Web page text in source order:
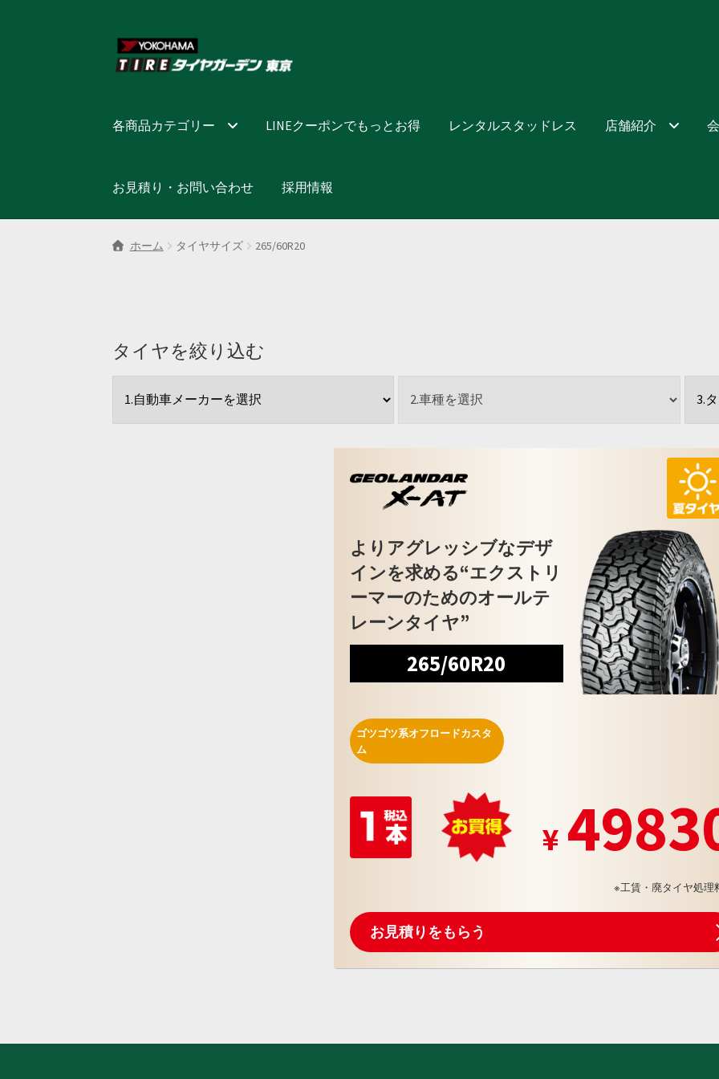
ナ
ビ
シ
へ
キ
ッ
コ
ン
ツ
キ
プ
各商品カテゴリー LINEクーポンでもっとお得 レンタルスタッドレス 店舗紹介
お見積り・お問い合わせ 採用情報
ホーム タイヤサイズ 265/60R20
タイヤを絞り込む
よりアグレッシブなデザ
インを求める“エクストリ
ーマーのためのオールテ
レーンタイヤ”
265/60R20
ゴツゴツ系オフロードカスタ
ム
※工賃・廃タイヤ処理
お見積りをもらう